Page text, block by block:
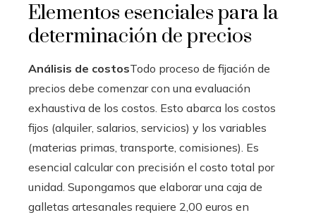
Elementos esenciales para la
determinación de precios
Análisis de costosTodo proceso de fijación de
precios debe comenzar con una evaluación
exhaustiva de los costos. Esto abarca los costos
fijos (alquiler, salarios, servicios) y los variables
(materias primas, transporte, comisiones). Es
esencial calcular con precisión el costo total por
unidad. Supongamos que elaborar una caja de
galletas artesanales requiere 2,00 euros en